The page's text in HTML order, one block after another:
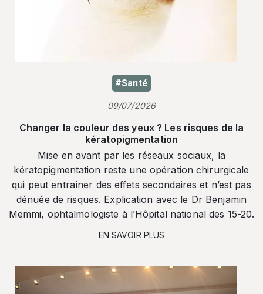
#Santé
09/07/2026
Changer la couleur des yeux ? Les risques de la
kératopigmentation
Mise en avant par les réseaux sociaux, la
kératopigmentation reste une opération chirurgicale
qui peut entraîner des effets secondaires et n’est pas
dénuée de risques. Explication avec le Dr Benjamin
Memmi, ophtalmologiste à l’Hôpital national des 15-20.
EN SAVOIR PLUS